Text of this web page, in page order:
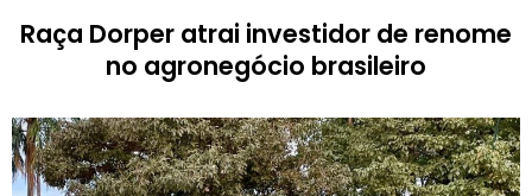
Raça Dorper atrai investidor de renome
no agronegócio brasileiro